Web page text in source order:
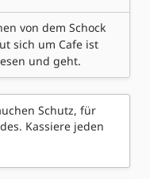
von dem Schock
sich um Cafe ist
und geht.
Schutz, für
Kassiere jeden